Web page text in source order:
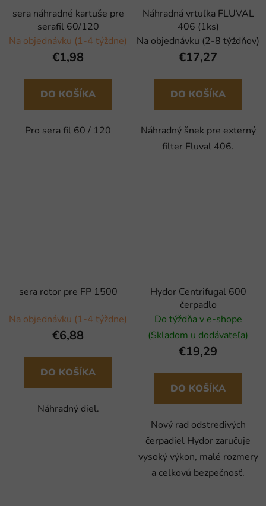
sera náhradné kartuše pre
serafil 60/120
Na objednávku (1-4 týždne)
€1,98
DO KOŠÍKA
Pro sera fil 60 / 120
Náhradná vrtuľka FLUVAL
406 (1ks)
Na objednávku (2-8 týždňov)
€17,27
DO KOŠÍKA
Náhradný šnek pre externý
filter Fluval 406.
sera rotor pre FP 1500
Na objednávku (1-4 týždne)
€6,88
DO KOŠÍKA
Náhradný diel.
Hydor Centrifugal 600
čerpadlo
Do týždňa v e-shope
(Skladom u dodávateľa)
€19,29
DO KOŠÍKA
Nový rad odstredivých
čerpadiel Hydor zaručuje
vysoký výkon, malé rozmery
a celkovú bezpečnosť.